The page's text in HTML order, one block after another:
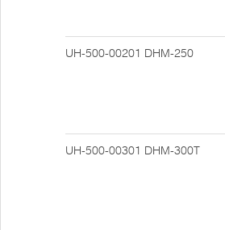
UH-500-00201 DHM-250
UH-500-00301 DHM-300T